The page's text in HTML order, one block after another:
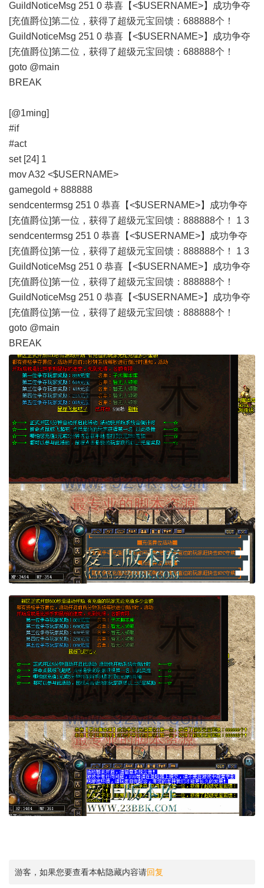
GuildNoticeMsg 251 0 恭喜【<$USERNAME>】成功争夺
[充值爵位]第二位，获得了超级元宝回馈：688888个！
GuildNoticeMsg 251 0 恭喜【<$USERNAME>】成功争夺
[充值爵位]第二位，获得了超级元宝回馈：688888个！
goto @main
BREAK
[@1ming]
#if
#act
set [24] 1
mov A32 <$USERNAME>
gamegold + 888888
sendcentermsg 251 0 恭喜【<$USERNAME>】成功争夺
[充值爵位]第一位，获得了超级元宝回馈：888888个！ 1 3
sendcentermsg 251 0 恭喜【<$USERNAME>】成功争夺
[充值爵位]第一位，获得了超级元宝回馈：888888个！ 1 3
GuildNoticeMsg 251 0 恭喜【<$USERNAME>】成功争夺
[充值爵位]第一位，获得了超级元宝回馈：888888个！
GuildNoticeMsg 251 0 恭喜【<$USERNAME>】成功争夺
[充值爵位]第一位，获得了超级元宝回馈：888888个！
goto @main
BREAK
游客，如果您要查看本帖隐藏内容请回复